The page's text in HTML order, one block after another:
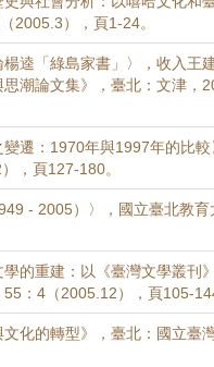
2005.3），頁1-24。
楊逵「綠島家書」〉，收入王
潮論文集》，臺北：文津，
變遷：1970年與1997年的比
，頁127-180。
- 2005）〉，國立臺北教
學的重建：以《臺灣文學叢刊
：4（2005.12），頁105-
文化的轉型》，臺北：國立臺